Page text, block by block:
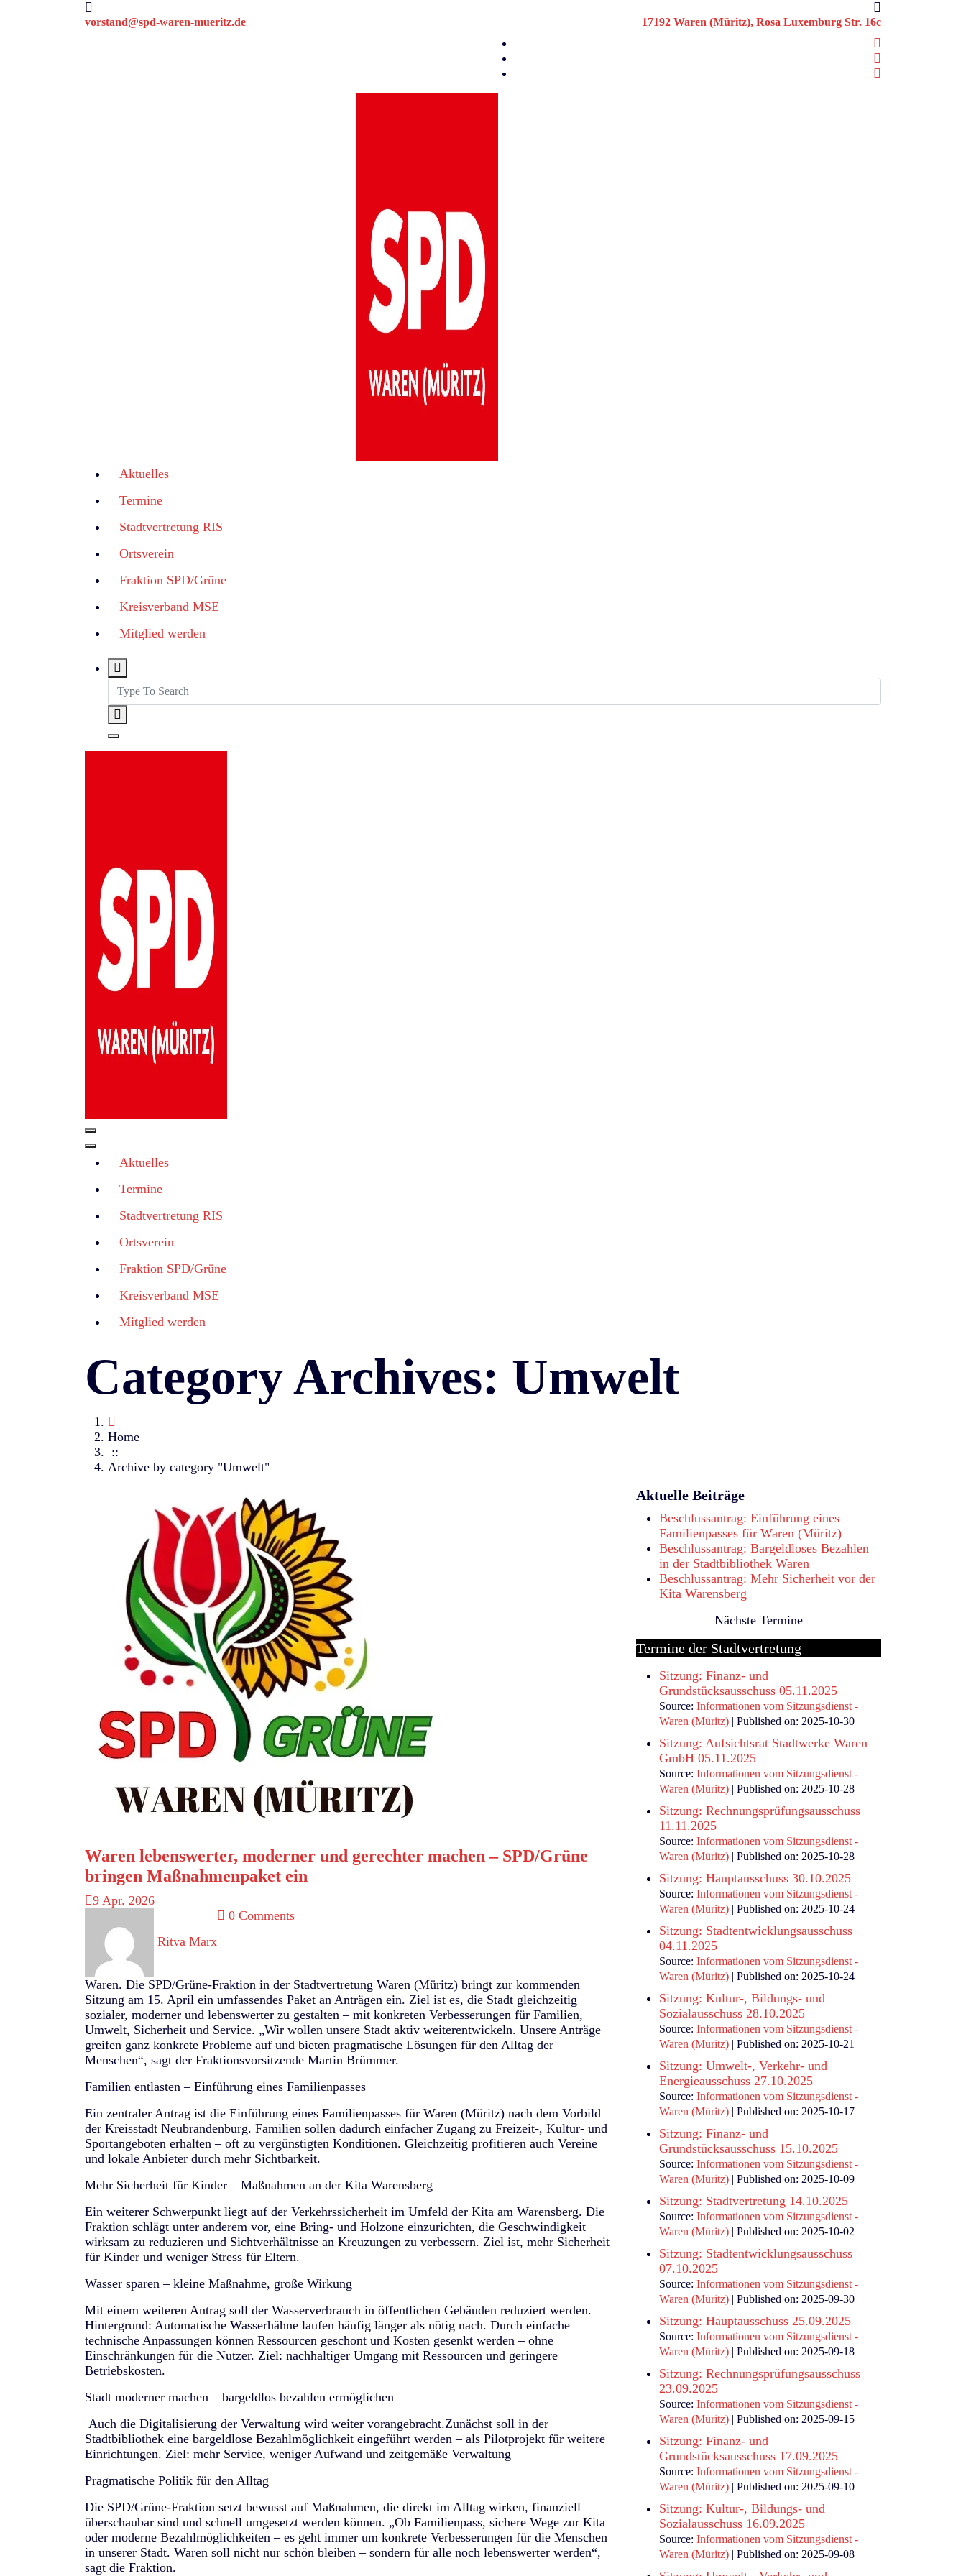
vorstand@spd-waren-mueritz.de 17192 Waren (Müritz), Rosa Luxemburg Str. 16c
Aktuelles
Termine
Stadtvertretung RIS
Ortsverein
Fraktion SPD/Grüne
Kreisverband MSE
Mitglied werden
Aktuelles
Termine
Stadtvertretung RIS
Ortsverein
Fraktion SPD/Grüne
Kreisverband MSE
Mitglied werden
Category Archives: Umwelt
Home
::
Archive by category "Umwelt"
Waren lebenswerter, moderner und gerechter machen – SPD/Grüne
bringen Maßnahmenpaket ein
9 Apr. 2026
Ritva Marx
0 Comments
Waren. Die SPD/Grüne-Fraktion in der Stadtvertretung Waren (Müritz) bringt zur kommenden
Sitzung am 15. April ein umfassendes Paket an Anträgen ein. Ziel ist es, die Stadt gleichzeitig
sozialer, moderner und lebenswerter zu gestalten – mit konkreten Verbesserungen für Familien,
Umwelt, Sicherheit und Service. „Wir wollen unsere Stadt aktiv weiterentwickeln. Unsere Anträge
greifen ganz konkrete Probleme auf und bieten pragmatische Lösungen für den Alltag der
Menschen“, sagt der Fraktionsvorsitzende Martin Brümmer.
Familien entlasten – Einführung eines Familienpasses
Ein zentraler Antrag ist die Einführung eines Familienpasses für Waren (Müritz) nach dem Vorbild
der Kreisstadt Neubrandenburg. Familien sollen dadurch einfacher Zugang zu Freizeit-, Kultur- und
Sportangeboten erhalten – oft zu vergünstigten Konditionen. Gleichzeitig profitieren auch Vereine
und lokale Anbieter durch mehr Sichtbarkeit.
Mehr Sicherheit für Kinder – Maßnahmen an der Kita Warensberg
Ein weiterer Schwerpunkt liegt auf der Verkehrssicherheit im Umfeld der Kita am Warensberg. Die
Fraktion schlägt unter anderem vor, eine Bring- und Holzone einzurichten, die Geschwindigkeit
wirksam zu reduzieren und Sichtverhältnisse an Kreuzungen zu verbessern. Ziel ist, mehr Sicherheit
für Kinder und weniger Stress für Eltern.
Wasser sparen – kleine Maßnahme, große Wirkung
Mit einem weiteren Antrag soll der Wasserverbrauch in öffentlichen Gebäuden reduziert werden.
Hintergrund: Automatische Wasserhähne laufen häufig länger als nötig nach. Durch einfache
technische Anpassungen können Ressourcen geschont und Kosten gesenkt werden – ohne
Einschränkungen für die Nutzer. Ziel: nachhaltiger Umgang mit Ressourcen und geringere
Betriebskosten.
Stadt moderner machen – bargeldlos bezahlen ermöglichen
Auch die Digitalisierung der Verwaltung wird weiter vorangebracht.Zunächst soll in der
Stadtbibliothek eine bargeldlose Bezahlmöglichkeit eingeführt werden – als Pilotprojekt für weitere
Einrichtungen. Ziel: mehr Service, weniger Aufwand und zeitgemäße Verwaltung
Pragmatische Politik für den Alltag
Die SPD/Grüne-Fraktion setzt bewusst auf Maßnahmen, die direkt im Alltag wirken, finanziell
überschaubar sind und schnell umgesetzt werden können. „Ob Familienpass, sichere Wege zur Kita
oder moderne Bezahlmöglichkeiten – es geht immer um konkrete Verbesserungen für die Menschen
in unserer Stadt. Waren soll nicht nur schön bleiben – sondern für alle noch lebenswerter werden“,
sagt die Fraktion.
Aktuelle Beiträge
Beschlussantrag: Einführung eines
Familienpasses für Waren (Müritz)
Beschlussantrag: Bargeldloses Bezahlen
in der Stadtbibliothek Waren
Beschlussantrag: Mehr Sicherheit vor der
Kita Warensberg
Nächste Termine
Termine der Stadtvertretung
Sitzung: Finanz- und
Grundstücksausschuss 05.11.2025
Source: Informationen vom Sitzungsdienst -
Waren (Müritz)
Published on: 2025-10-30
Sitzung: Aufsichtsrat Stadtwerke Waren
GmbH 05.11.2025
Source: Informationen vom Sitzungsdienst -
Waren (Müritz)
Published on: 2025-10-28
Sitzung: Rechnungsprüfungsausschuss
11.11.2025
Source: Informationen vom Sitzungsdienst -
Waren (Müritz)
Published on: 2025-10-28
Sitzung: Hauptausschuss 30.10.2025
Source: Informationen vom Sitzungsdienst -
Waren (Müritz)
Published on: 2025-10-24
Sitzung: Stadtentwicklungsausschuss
04.11.2025
Source: Informationen vom Sitzungsdienst -
Waren (Müritz)
Published on: 2025-10-24
Sitzung: Kultur-, Bildungs- und
Sozialausschuss 28.10.2025
Source: Informationen vom Sitzungsdienst -
Waren (Müritz)
Published on: 2025-10-21
Sitzung: Umwelt-, Verkehr- und
Energieausschuss 27.10.2025
Source: Informationen vom Sitzungsdienst -
Waren (Müritz)
Published on: 2025-10-17
Sitzung: Finanz- und
Grundstücksausschuss 15.10.2025
Source: Informationen vom Sitzungsdienst -
Waren (Müritz)
Published on: 2025-10-09
Sitzung: Stadtvertretung 14.10.2025
Source: Informationen vom Sitzungsdienst -
Waren (Müritz)
Published on: 2025-10-02
Sitzung: Stadtentwicklungsausschuss
07.10.2025
Source: Informationen vom Sitzungsdienst -
Waren (Müritz)
Published on: 2025-09-30
Sitzung: Hauptausschuss 25.09.2025
Source: Informationen vom Sitzungsdienst -
Waren (Müritz)
Published on: 2025-09-18
Sitzung: Rechnungsprüfungsausschuss
23.09.2025
Source: Informationen vom Sitzungsdienst -
Waren (Müritz)
Published on: 2025-09-15
Sitzung: Finanz- und
Grundstücksausschuss 17.09.2025
Source: Informationen vom Sitzungsdienst -
Waren (Müritz)
Published on: 2025-09-10
Sitzung: Kultur-, Bildungs- und
Sozialausschuss 16.09.2025
Source: Informationen vom Sitzungsdienst -
Waren (Müritz)
Published on: 2025-09-08